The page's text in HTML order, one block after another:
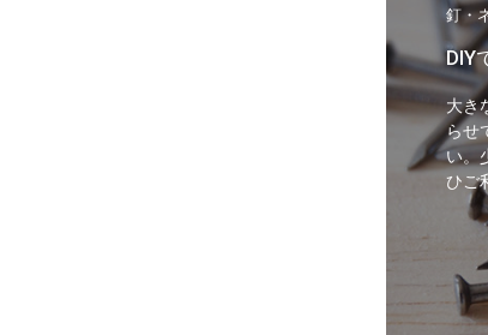
釘・
DIY
大き
らせ
い。
ひご